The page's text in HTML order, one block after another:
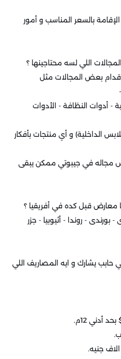
بالسعر المناسب و أمور
اللي لسه محتاجينها ؟
قدام بعض المجالات مثل
- أدوات النظافة - الأدوات
الداخلية) و أي منتجات بأفكار
مجاله في جيبوتي ممكن يبقى
معارض قبل كده في أفريقيا ؟
- بورندى - روندا - أثيوبيا - جزر
حابب يشارك و ايه المصاريف اللي